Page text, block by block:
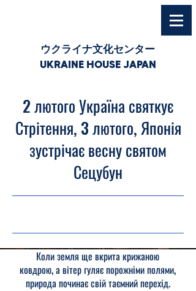
ウクライナ文化センター
UKRAINE HOUSE JAPAN
2 лютого Україна святкує
Стрітення, 3 лютого, Японія
зустрічає весну святом
Сецубун
Коли земля ще вкрита крижаною
ковдрою, а вітер гуляє порожніми полями,
природа починає свій таємний перехід.